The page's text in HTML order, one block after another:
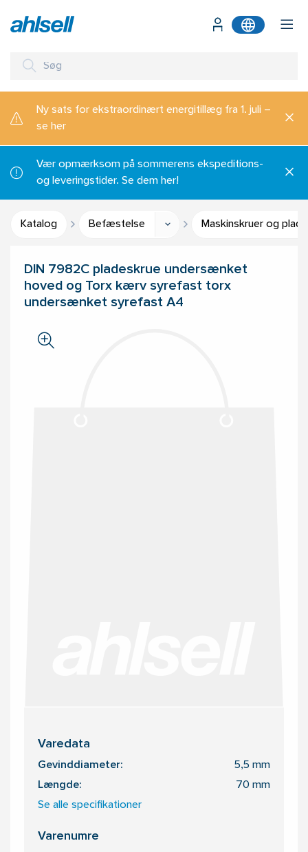
Ny sats for ekstraordinært energitillæg fra 1. juli –
se her
Vær opmærksom på sommerens ekspeditions-
og leveringstider. Se dem her!
Katalog Befæstelse Maskinskruer og
DIN 7982C pladeskrue undersænket
hoved og Torx kærv syrefast torx
undersænket syrefast A4
Varedata
Gevinddiameter: 5,5 mm
Længde: 70 mm
Se alle specifikationer
Varenumre